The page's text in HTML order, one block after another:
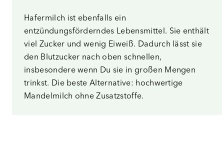
Hafermilch ist ebenfalls ein
entzündungsförderndes Lebensmittel. Sie enthält
viel Zucker und wenig Eiweiß. Dadurch lässt sie
den Blutzucker nach oben schnellen,
insbesondere wenn Du sie in großen Mengen
trinkst. Die beste Alternative: hochwertige
Mandelmilch ohne Zusatzstoffe.